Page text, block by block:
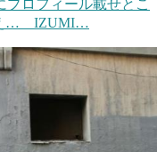
ロフィール載せとこ
え… IZUMI…